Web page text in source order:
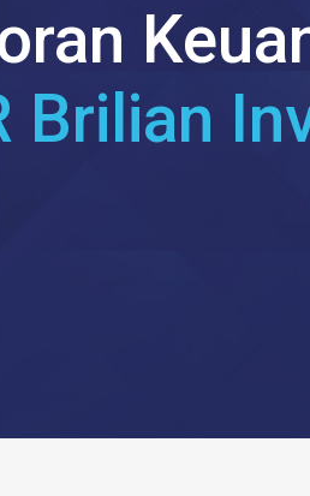
Brilian